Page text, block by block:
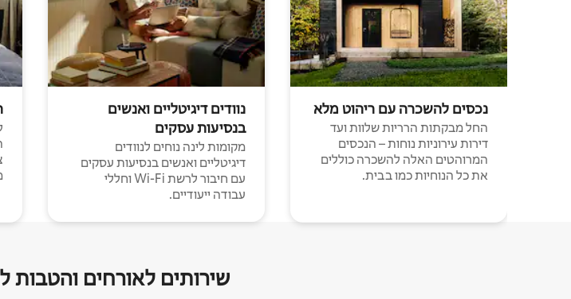
נכסים להשכרה עם ריהוט מלא
החל מבקתות הרריות שלוות ועד
דירות עירוניות נוחות – הנכסים
המרוהטים האלה להשכרה כוללים
את כל הנוחיות כמו בבית.
נוודים דיגיטליים ואנשים
בנסיעות עסקים
מקומות לינה נוחים לנוודים
דיגיטליים ואנשים בנסיעות עסקים
עם חיבור לרשת Wi-Fi וחללי
עבודה ייעודיים.
שירותים לאורחים והטבות